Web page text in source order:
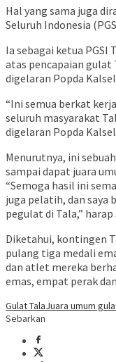
Hal yang sama juga
Seluruh Indonesia
Ia sebagai ketua PGSI
atas pencapaian gulat
digelaran Popda Kalsel
“Ini semua berkat
seluruh masyarakat
digelaran Popda
Menurutnya, ini
sampai dapat juara
“Semoga hasil ini
juga pelatih, dan
pegulat di Tala,”
Diketahui, kontingen
pulang tiga medali
dan atlet mereka
emas, empat perak
Gulat TalaJuara umum
Sebarkan